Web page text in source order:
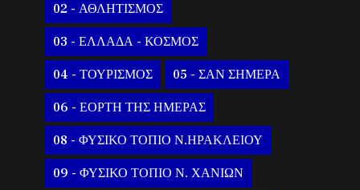
02 - ΑΘΛΗΤΙΣΜΟΣ
03 - ΕΛΛΑΔΑ - ΚΟΣΜΟΣ
04 - ΤΟΥΡΙΣΜΟΣ 05 - ΣΑΝ ΣΗΜΕΡΑ
06 - ΕΟΡΤΗ ΤΗΣ ΗΜΕΡΑΣ
08 - ΦΥΣΙΚΟ ΤΟΠΙΟ Ν.ΗΡΑΚΛΕΙΟΥ
09 - ΦΥΣΙΚΟ ΤΟΠΙΟ Ν. ΧΑΝΙΩΝ